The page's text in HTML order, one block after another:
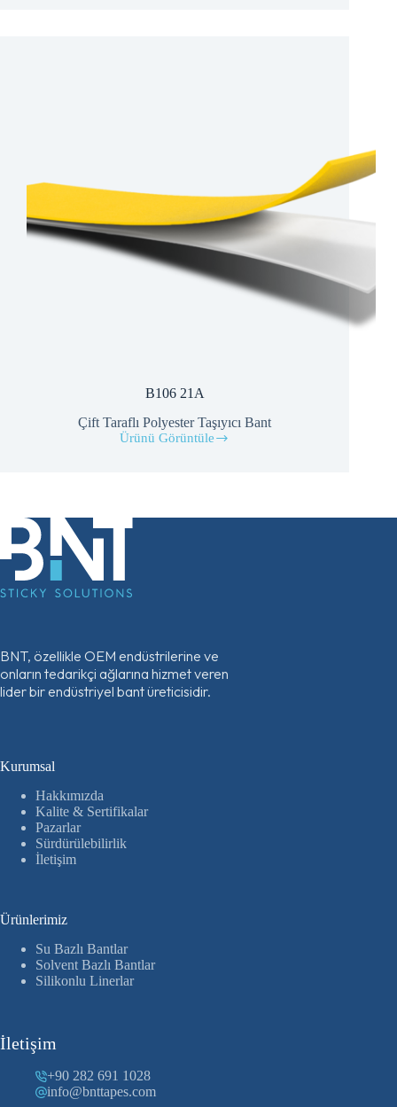
B106 21A
Çift Taraflı Polyester Taşıyıcı Bant
Ürünü Görüntüle
B106
BNT, özellikle OEM endüstrilerine ve
onların tedarikçi ağlarına hizmet veren
lider bir endüstriyel bant üreticisidir.
Kurumsal
Hakkımızda
Kalite & Sertifikalar
Pazarlar
Sürdürülebilirlik
İletişim
Ürünlerimiz
Su Bazlı Bantlar
Solvent Bazlı Bantlar
Silikonlu Linerlar
İletişim
+90 282 691 1028
info@bnttapes.com